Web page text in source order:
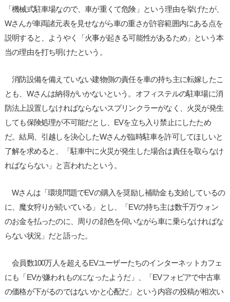
「機械式駐車場なので、車が重くて危険」という理由を挙げたが、
Wさんが車両諸元表を見せながら車の重さが許容範囲内にある点を
説明すると、ようやく「火事が起きる可能性があるため」という本
当の理由を打ち明けたという。
消防設備を備えていない建物側の責任を車の持ち主に転嫁したこ
とも、Wさんは納得がいかないという。オフィステルの駐車場に消
防法上設置しなければならないスプリンクラーがなく、火災が発生
しても保険処理が不可能だとし、EVを立ち入り禁止にしたため
だ。結局、引越しを決心したWさんが臨時駐車を許可してほしいと
了解を求めると、「駐車中に火災が発生した場合は責任を取らなけ
ればならない」と言われたという。
Wさんは「環境問題でEVの購入を奨励し補助金も支給しているの
に、魔女狩りが続いている」とし、「EVの持ち主は数千万ウォン
のお金を払ったのに、周りの顔色を伺いながら車に乗らなければな
らない状況」だと語った。
会員数100万人を超えるEVユーザーたちのインターネットカフェ
にも「EVが嫌われものになったようだ」、「EVフォビアで中古車
の価格が下がるのではないかと心配だ」という内容の投稿が相次い